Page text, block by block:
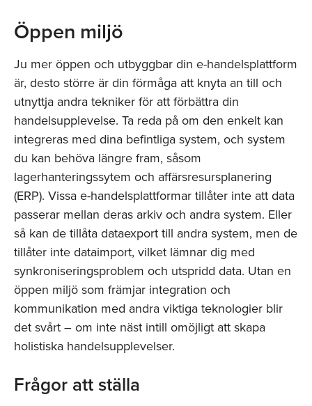
Öppen miljö
Ju mer öppen och utbyggbar din e-handelsplattform
är, desto större är din förmåga att knyta an till och
utnyttja andra tekniker för att förbättra din
handelsupplevelse. Ta reda på om den enkelt kan
integreras med dina befintliga system, och system
du kan behöva längre fram, såsom
lagerhanteringssytem och affärsresursplanering
(ERP). Vissa e-handelsplattformar tillåter inte att data
passerar mellan deras arkiv och andra system. Eller
så kan de tillåta dataexport till andra system, men de
tillåter inte dataimport, vilket lämnar dig med
synkroniseringsproblem och utspridd data. Utan en
öppen miljö som främjar integration och
kommunikation med andra viktiga teknologier blir
det svårt – om inte näst intill omöjligt att skapa
holistiska handelsupplevelser.
Frågor att ställa